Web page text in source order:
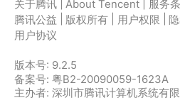
关于腾讯 About Tencent 服务
腾讯公益
版权所有 用户权限
用户协议
版本号: 9.2.5
备案号: 粤B2-20090059-1623A
主办者: 深圳市腾讯计算机系统有限